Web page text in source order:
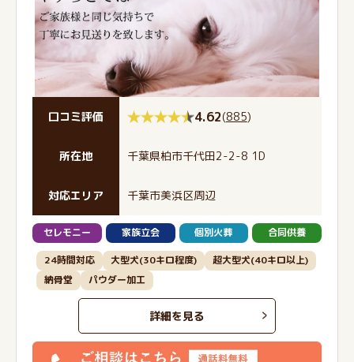
口コミ評価 4.62(885)
所在地 千葉県柏市千代田2-2-8 1D
対応エリア 千葉市美浜区周辺
セレモニー 家族立会 個別火葬 合同供養
24時間対応 大型犬(30キロ程度)
超大型犬(40キロ以上)
納骨堂
パウダー加工
詳細を見る